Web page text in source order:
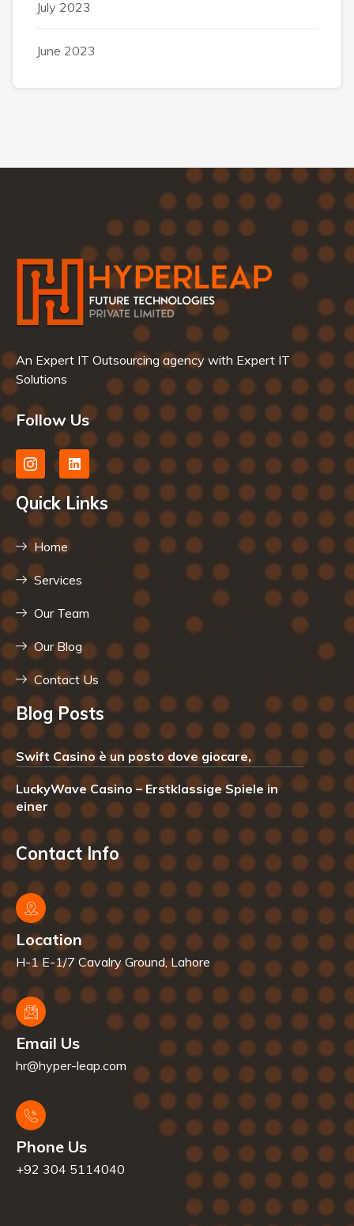
July 2023
June 2023
An Expert IT Outsourcing agency with Expert IT
Solutions
Follow Us
Quick Links
Home
Services
Our Team
Our Blog
Contact Us
Blog Posts
Swift Casino è un posto dove giocare,
LuckyWave Casino – Erstklassige Spiele in
einer
Contact Info
Location
H-1 E-1/7 Cavalry Ground, Lahore
Email Us
hr@hyper-leap.com
Phone Us
+92 304 5114040